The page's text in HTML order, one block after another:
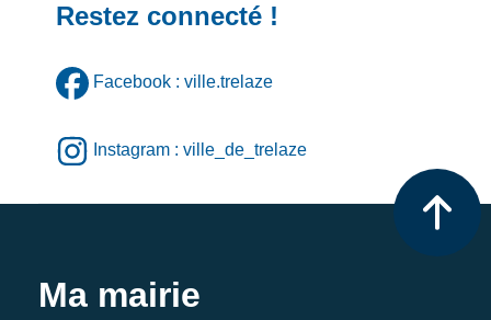
Restez connecté !
Facebook : ville.trelaze
Instagram : ville_de_trelaze
Ma mairie